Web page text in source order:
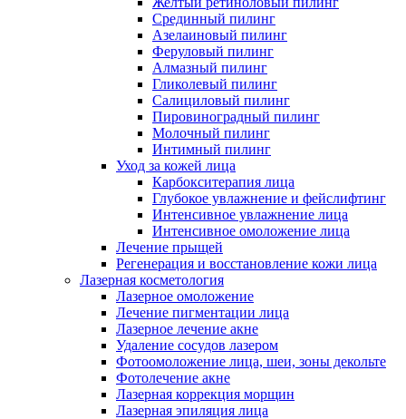
Срединный пилинг
Азелаиновый пилинг
Феруловый пилинг
Алмазный пилинг
Гликолевый пилинг
Салициловый пилинг
Пировиноградный пилинг
Молочный пилинг
Интимный пилинг
Уход за кожей лица
Карбокситерапия лица
Глубокое увлажнение и фейслифтинг
Интенсивное увлажнение лица
Интенсивное омоложение лица
Лечение прыщей
Регенерация и восстановление кожи лица
Лазерная косметология
Лазерное омоложение
Лечение пигментации лица
Лазерное лечение акне
Удаление сосудов лазером
Фотоомоложение лица, шеи, зоны декольте
Фотолечение акне
Лазерная коррекция морщин
Лазерная эпиляция лица